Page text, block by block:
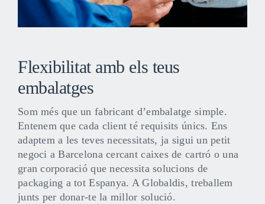
Flexibilitat amb els teus
embalatges
Som més que un fabricant d’embalatge simple.
Entenem que cada client té requisits únics. Ens
adaptem a les teves necessitats, ja sigui un petit
negoci a Barcelona cercant caixes de cartró o una
gran corporació que necessita solucions de
packaging a tot Espanya. A Globaldis, treballem
junts per donar-te la millor solució.